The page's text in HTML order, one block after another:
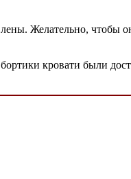
Желательно,
кровати были